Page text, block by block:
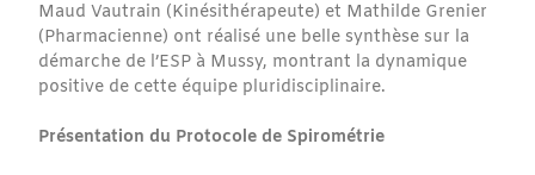
Maud Vautrain (Kinésithérapeute) et Mathilde Grenier
(Pharmacienne) ont réalisé une belle synthèse sur la
démarche de l’ESP à Mussy, montrant la dynamique
positive de cette équipe pluridisciplinaire.
Présentation du Protocole de Spirométrie